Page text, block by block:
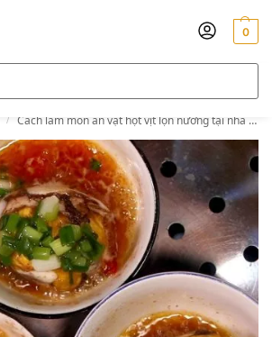
0
/ Cách làm món ăn vặt hột vịt lộn nướng tại nhà cực kỳ ngon